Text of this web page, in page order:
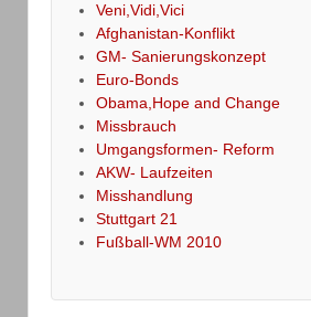
Veni,Vidi,Vici
Afghanistan-Konflikt
GM- Sanierungskonzept
Euro-Bonds
Obama,Hope and Change
Missbrauch
Umgangsformen- Reform
AKW- Laufzeiten
Misshandlung
Stuttgart 21
Fußball-WM 2010